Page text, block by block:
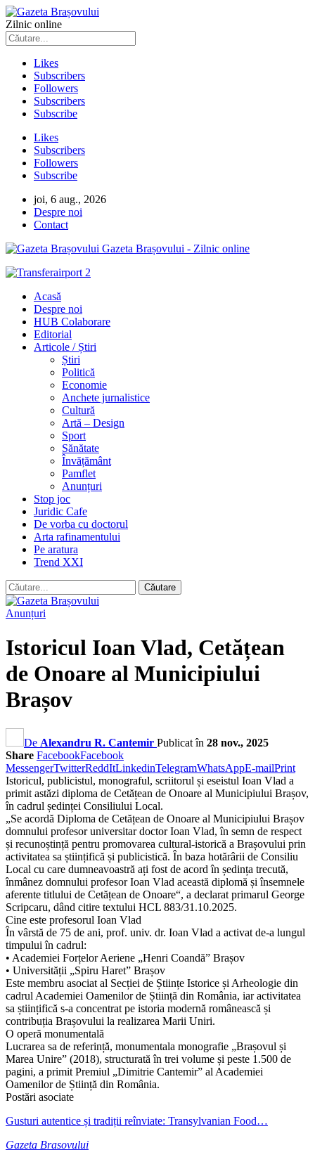
Zilnic online
Likes
Subscribers
Followers
Subscribers
Subscribe
Likes
Subscribers
Followers
Subscribe
joi, 6 aug., 2026
Despre noi
Contact
Gazeta Brașovului - Zilnic online
Acasă
Despre noi
HUB Colaborare
Editorial
Articole / Știri
Știri
Politică
Economie
Anchete jurnalistice
Cultură
Artă – Design
Sport
Sănătate
Învățământ
Pamflet
Anunțuri
Stop joc
Juridic Cafe
De vorba cu doctorul
Arta rafinamentului
Pe aratura
Trend XXI
Anunțuri
Istoricul Ioan Vlad, Cetățean
de Onoare al Municipiului
Brașov
De Alexandru R. Cantemir Publicat în 28 nov., 2025
Share FacebookFacebook
MessengerTwitterReddItLinkedinTelegramWhatsAppE-mailPrint
Istoricul, publicistul, monograful, scriitorul și eseistul Ioan Vlad a
primit astăzi diploma de Cetățean de Onoare al Municipiului Brașov,
în cadrul ședinței Consiliului Local.
„Se acordă Diploma de Cetățean de Onoare al Municipiului Brașov
domnului profesor universitar doctor Ioan Vlad, în semn de respect
și recunoștință pentru promovarea cultural-istorică a Brașovului prin
activitatea sa științifică și publicistică. În baza hotărârii de Consiliu
Local cu care dumneavoastră ați fost de acord în ședința trecută,
înmânez domnului profesor Ioan Vlad această diplomă și însemnele
aferente titlului de Cetățean de Onoare“, a declarat primarul George
Scripcaru, dând citire textului HCL 883/31.10.2025.
Cine este profesorul Ioan Vlad
În vârstă de 75 de ani, prof. univ. dr. Ioan Vlad a activat de-a lungul
timpului în cadrul:
• Academiei Forțelor Aeriene „Henri Coandă” Brașov
• Universității „Spiru Haret” Brașov
Este membru asociat al Secției de Științe Istorice și Arheologie din
cadrul Academiei Oamenilor de Știință din România, iar activitatea
sa științifică s-a concentrat pe istoria modernă românească și
contribuția Brașovului la realizarea Marii Uniri.
O operă monumentală
Lucrarea sa de referință, monumentala monografie „Brașovul și
Marea Unire” (2018), structurată în trei volume și peste 1.500 de
pagini, a primit Premiul „Dimitrie Cantemir” al Academiei
Oamenilor de Știință din România.
Postări asociate
Gusturi autentice și tradiții reînviate: Transylvanian Food…
Gazeta Brasovului